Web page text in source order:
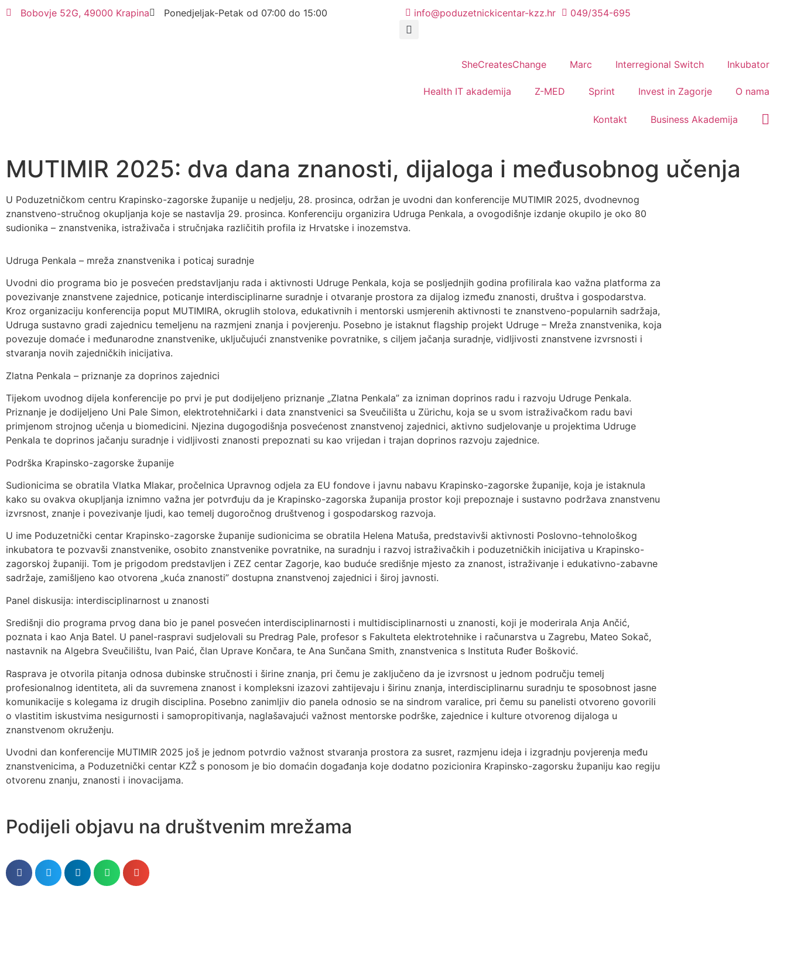
Bobovje 52G, 49000 Krapina Ponedjeljak-Petak od 07:00 do 15:00 info@poduzetnickicentar-kzz.hr 049/354-695
SheCreatesChange Marc Interregional Switch Inkubator
Health IT akademija Z-MED Sprint Invest in Zagorje O nama
Kontakt Business Akademija
MUTIMIR 2025: dva dana znanosti, dijaloga i međusobnog učenja
U Poduzetničkom centru Krapinsko-zagorske županije u nedjelju, 28. prosinca, održan je uvodni dan konferencije MUTIMIR 2025, dvodnevnog
znanstveno-stručnog okupljanja koje se nastavlja 29. prosinca. Konferenciju organizira Udruga Penkala, a ovogodišnje izdanje okupilo je oko 80
sudionika – znanstvenika, istraživača i stručnjaka različitih profila iz Hrvatske i inozemstva.
Udruga Penkala – mreža znanstvenika i poticaj suradnje
Uvodni dio programa bio je posvećen predstavljanju rada i aktivnosti Udruge Penkala, koja se posljednjih godina profilirala kao važna platforma za
povezivanje znanstvene zajednice, poticanje interdisciplinarne suradnje i otvaranje prostora za dijalog između znanosti, društva i gospodarstva.
Kroz organizaciju konferencija poput MUTIMIRA, okruglih stolova, edukativnih i mentorski usmjerenih aktivnosti te znanstveno-popularnih sadržaja,
Udruga sustavno gradi zajednicu temeljenu na razmjeni znanja i povjerenju. Posebno je istaknut flagship projekt Udruge – Mreža znanstvenika, koja
povezuje domaće i međunarodne znanstvenike, uključujući znanstvenike povratnike, s ciljem jačanja suradnje, vidljivosti znanstvene izvrsnosti i
stvaranja novih zajedničkih inicijativa.
Zlatna Penkala – priznanje za doprinos zajednici
Tijekom uvodnog dijela konferencije po prvi je put dodijeljeno priznanje „Zlatna Penkala” za izniman doprinos radu i razvoju Udruge Penkala.
Priznanje je dodijeljeno Uni Pale Simon, elektrotehničarki i data znanstvenici sa Sveučilišta u Zürichu, koja se u svom istraživačkom radu bavi
primjenom strojnog učenja u biomedicini. Njezina dugogodišnja posvećenost znanstvenoj zajednici, aktivno sudjelovanje u projektima Udruge
Penkala te doprinos jačanju suradnje i vidljivosti znanosti prepoznati su kao vrijedan i trajan doprinos razvoju zajednice.
Podrška Krapinsko-zagorske županije
Sudionicima se obratila Vlatka Mlakar, pročelnica Upravnog odjela za EU fondove i javnu nabavu Krapinsko-zagorske županije, koja je istaknula
kako su ovakva okupljanja iznimno važna jer potvrđuju da je Krapinsko-zagorska županija prostor koji prepoznaje i sustavno podržava znanstvenu
izvrsnost, znanje i povezivanje ljudi, kao temelj dugoročnog društvenog i gospodarskog razvoja.
U ime Poduzetnički centar Krapinsko-zagorske županije sudionicima se obratila Helena Matuša, predstavivši aktivnosti Poslovno-tehnološkog
inkubatora te pozvavši znanstvenike, osobito znanstvenike povratnike, na suradnju i razvoj istraživačkih i poduzetničkih inicijativa u Krapinsko-
zagorskoj županiji. Tom je prigodom predstavljen i ZEZ centar Zagorje, kao buduće središnje mjesto za znanost, istraživanje i edukativno-zabavne
sadržaje, zamišljeno kao otvorena „kuća znanosti” dostupna znanstvenoj zajednici i široj javnosti.
Panel diskusija: interdisciplinarnost u znanosti
Središnji dio programa prvog dana bio je panel posvećen interdisciplinarnosti i multidisciplinarnosti u znanosti, koji je moderirala Anja Ančić,
poznata i kao Anja Batel. U panel-raspravi sudjelovali su Predrag Pale, profesor s Fakulteta elektrotehnike i računarstva u Zagrebu, Mateo Sokač,
nastavnik na Algebra Sveučilištu, Ivan Paić, član Uprave Končara, te Ana Sunčana Smith, znanstvenica s Instituta Ruđer Bošković.
Rasprava je otvorila pitanja odnosa dubinske stručnosti i širine znanja, pri čemu je zaključeno da je izvrsnost u jednom području temelj
profesionalnog identiteta, ali da suvremena znanost i kompleksni izazovi zahtijevaju i širinu znanja, interdisciplinarnu suradnju te sposobnost jasne
komunikacije s kolegama iz drugih disciplina. Posebno zanimljiv dio panela odnosio se na sindrom varalice, pri čemu su panelisti otvoreno govorili
o vlastitim iskustvima nesigurnosti i samopropitivanja, naglašavajući važnost mentorske podrške, zajednice i kulture otvorenog dijaloga u
znanstvenom okruženju.
Uvodni dan konferencije MUTIMIR 2025 još je jednom potvrdio važnost stvaranja prostora za susret, razmjenu ideja i izgradnju povjerenja među
znanstvenicima, a Poduzetnički centar KZŽ s ponosom je bio domaćin događanja koje dodatno pozicionira Krapinsko-zagorsku županiju kao regiju
otvorenu znanju, znanosti i inovacijama.
Podijeli objavu na društvenim mrežama